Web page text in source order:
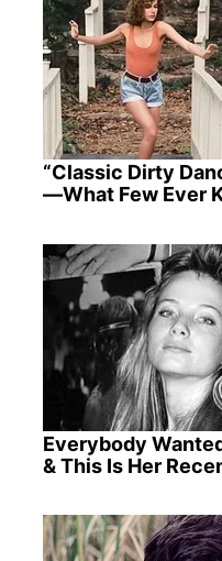
“Classic Dirty
—What Few Ever
Everybody
& This Is Her